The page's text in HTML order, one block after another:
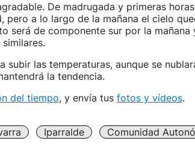
De madrugada y primeras
pero a lo largo de la mañana el cielo
será de componente sur por la
subir las temperaturas, aunque se
la tendencia.
del tiempo, y envía tus fotos y vídeos.
Iparralde
Comunidad